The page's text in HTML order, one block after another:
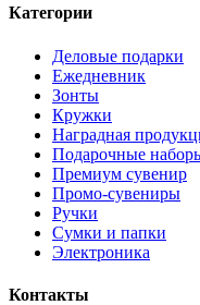
Категории
Деловые подарки
Ежедневник
Зонты
Кружки
Наградная
Подарочные
Премиум сувенир
Промо-сувениры
Ручки
Сумки и папки
Электроника
Контакты